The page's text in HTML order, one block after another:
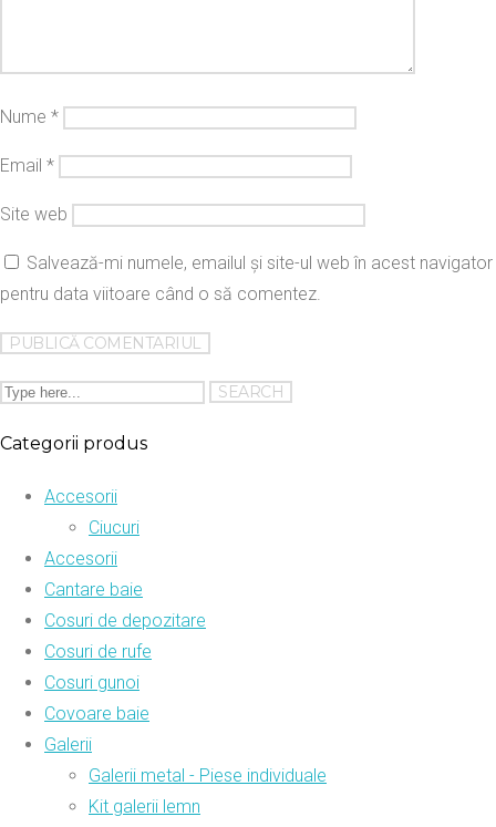
Nume *
Email *
Site web
Salvează-mi numele, emailul și site-ul web în acest navigator
pentru data viitoare când o să comentez.
Categorii produs
Accesorii
Ciucuri
Accesorii
Cantare baie
Cosuri de depozitare
Cosuri de rufe
Cosuri gunoi
Covoare baie
Galerii
Galerii metal - Piese individuale
Kit galerii lemn